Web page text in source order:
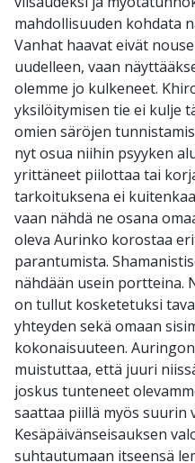
mahdollisuuden kohdata
Vanhat haavat eivät
uudelleen, vaan
olemme jo kulkeneet.
yksilöitymisen tie ei kulje
omien säröjen
nyt osua niihin psyyken
yrittäneet piilottaa tai
tarkoituksena ei
vaan nähdä ne osana
oleva Aurinko korostaa
parantumista.
nähdään usein portteina.
on tullut kosketetuksi
yhteyden sekä omaan
kokonaisuuteen.
muistuttaa, että juuri
joskus tunteneet
saattaa piillä myös suurin
Kesäpäivänseisauksen
suhtautumaan itseensä